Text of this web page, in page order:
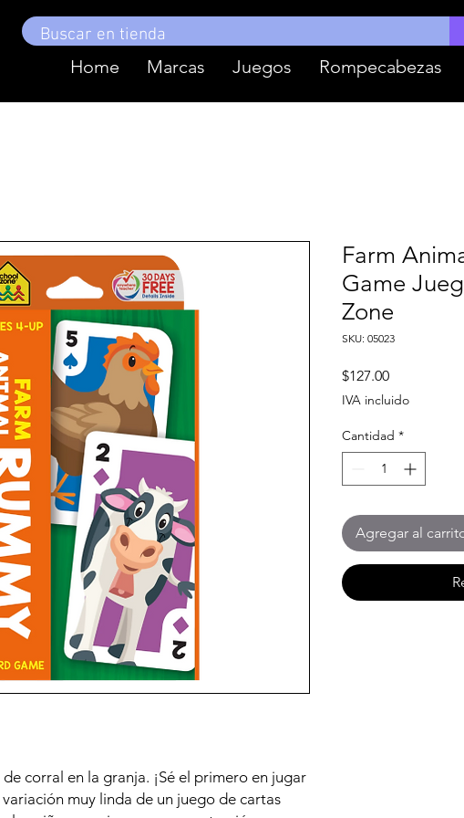
Home Marcas Juegos Rompecabezas
corral en la granja. ¡Sé el primero en jugar
muy linda de un juego de cartas
Farm
Game
Zone
SKU: 05023
$127.00Precio
IVA incluido
Cantidad *
Agregar al